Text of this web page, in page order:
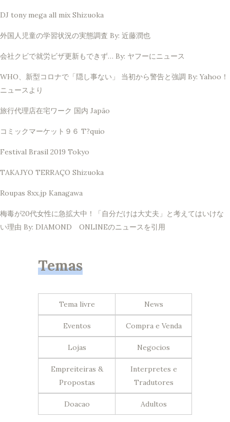
DJ tony mega all mix Shizuoka
外国人児童の学習状況の実態調査 By: 近藤潤也
会社クビで就労ビザ更新もできず… By: ヤフーにニュース
WHO、新型コロナで「隠し事ない」 当初から警告と強調 By: Yahoo！
ニュースより
旅行代理店在宅ワーク 国内 Japão
コミックマーケット９６ T?quio
Festival Brasil 2019 Tokyo
TAKAJYO TERRAÇO Shizuoka
Roupas 8xx.jp Kanagawa
梅毒が20代女性に急拡大中！「自分だけは大丈夫」と考えてはいけな
い理由 By: DIAMOND ONLINEのニュースを引用
Temas
Tema livre News
Eventos Compra e Venda
Lojas Negocios
Empreiteiras &
Propostas
Interpretes e
Tradutores
Doacao Adultos